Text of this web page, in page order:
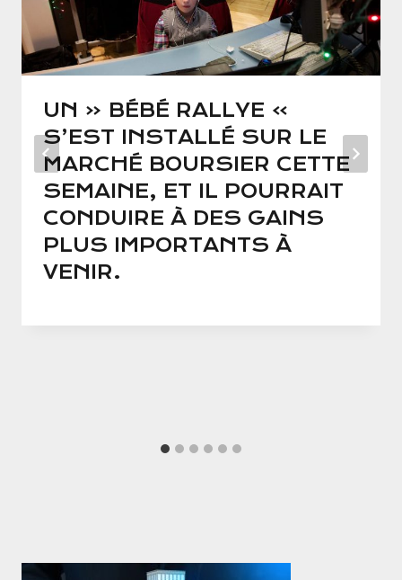
UN « BÉBÉ RALLYE »
S’EST INSTALLÉ SUR LE
MARCHÉ BOURSIER CETTE
SEMAINE, ET IL POURRAIT
CONDUIRE À DES GAINS
PLUS IMPORTANTS À
VENIR.